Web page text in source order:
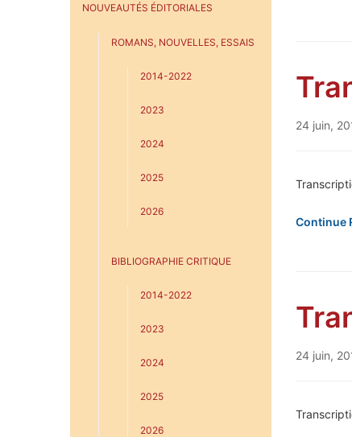
NOUVEAUTÉS ÉDITORIALES
ROMANS, NOUVELLES, ESSAIS
2014-2022
2023
2024
2025
2026
BIBLIOGRAPHIE CRITIQUE
2014-2022
2023
2024
2025
2026
24 juin,
Continue
24 juin,